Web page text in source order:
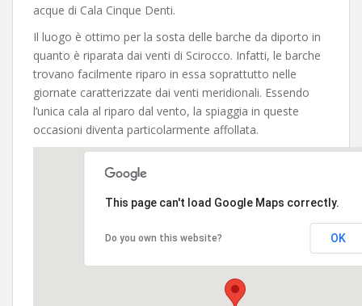
acque di Cala Cinque Denti.
Il luogo è ottimo per la sosta delle barche da diporto in
quanto è riparata dai venti di Scirocco. Infatti, le barche
trovano facilmente riparo in essa soprattutto nelle
giornate caratterizzate dai venti meridionali. Essendo
l’unica cala al riparo dal vento, la spiaggia in queste
occasioni diventa particolarmente affollata.
This page can't load Google Maps correctly.
Do you own this website? OK